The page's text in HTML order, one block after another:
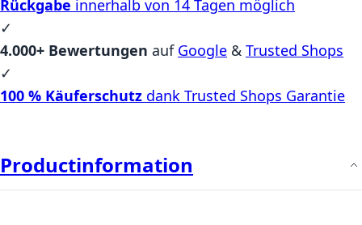
Rückgabe innerhalb von 14 Tagen möglich
✓
4.000+ Bewertungen auf Google & Trusted Shops
✓
100 % Käuferschutz dank Trusted Shops Garantie
Productinformation